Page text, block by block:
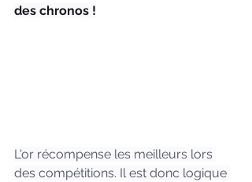
des chronos !
L'or récompense les meilleurs lors
des compétitions. Il est donc logique